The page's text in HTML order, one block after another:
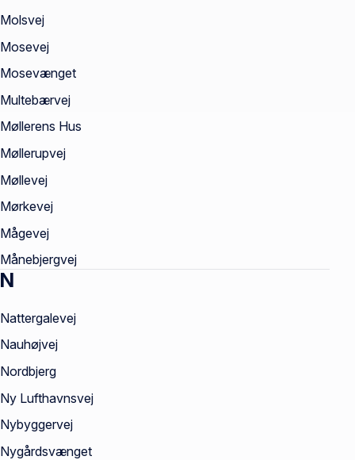
Molsvej
Mosevej
Mosevænget
Multebærvej
Møllerens Hus
Møllerupvej
Møllevej
Mørkevej
Mågevej
Månebjergvej
N
Nattergalevej
Nauhøjvej
Nordbjerg
Ny Lufthavnsvej
Nybyggervej
Nygårdsvænget